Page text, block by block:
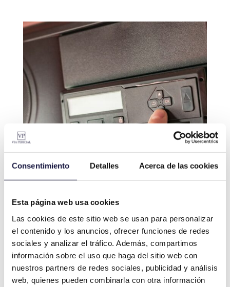
Consentimiento Detalles Acerca de las cookies
Esta página web usa cookies
Las cookies de este sitio web se usan para personalizar
el contenido y los anuncios, ofrecer funciones de redes
sociales y analizar el tráfico. Además, compartimos
información sobre el uso que haga del sitio web con
nuestros partners de redes sociales, publicidad y análisis
web, quienes pueden combinarla con otra información
El Equipo de VÍA PERICIAL
Madrid: Obtén tu informe
pericial de tacógrafo